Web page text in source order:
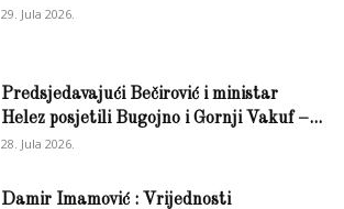
29. Jula 2026.
Predsjedavajući Bečirović i ministar
Helez posjetili Bugojno i Gornji Vakuf –...
28. Jula 2026.
Damir Imamović : Vrijednosti